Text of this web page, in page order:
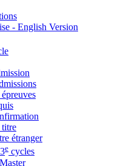
- English Version
titre
étranger
e cycles